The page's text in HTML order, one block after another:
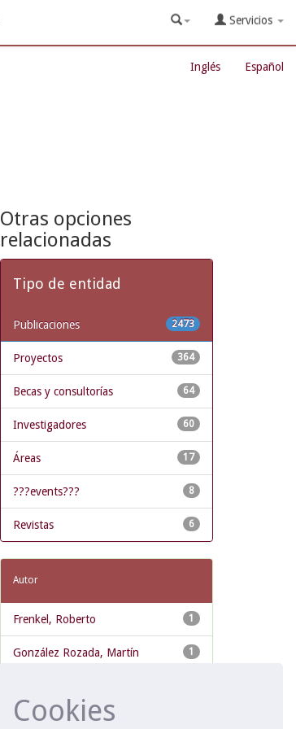
Cookies
Servicios
Inglés Español
Otras opciones
relacionadas
Tipo de entidad
2473
Publicaciones
364
Proyectos
64
Becas y consultorías
60
Investigadores
17
Áreas
8
???events???
6
Revistas
Autor
1
Frenkel, Roberto
1
González Rozada, Martín
Tema